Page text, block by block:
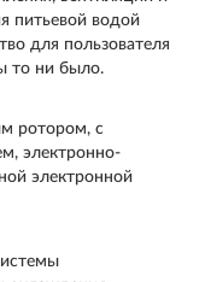
питьевой водой
для пользователя
то ни было.
ротором, с
электронно-
электронной